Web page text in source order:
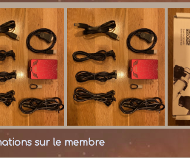
sur le membre